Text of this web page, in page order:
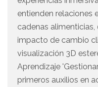
entienden relaciones
cadenas
impacto de cambio
visualización 3D
Aprendizaje
primeros auxilios en